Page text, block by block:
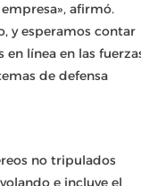
afirmó.
y esperamos contar
en línea en las
de defensa
no tripulados
e incluye el